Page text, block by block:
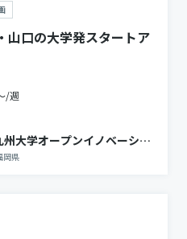
山口の大学発スタートア
/週
大学オープンイノベーショ
岡県